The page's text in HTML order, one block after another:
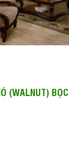
(WALNUT)